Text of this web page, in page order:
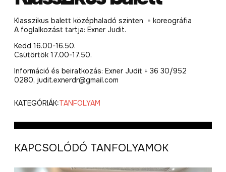
Klasszikus balett középhaladó szinten + koreográfia
A foglalkozást tartja: Exner Judit.
Kedd 16.00-16.50.
Csütörtök 17.00-17.50.
Információ és beiratkozás: Exner Judit + 36 30/952
0280, judit.exnerdr@gmail.com
KATEGÓRIÁK:TANFOLYAM
KAPCSOLÓDÓ TANFOLYAMOK